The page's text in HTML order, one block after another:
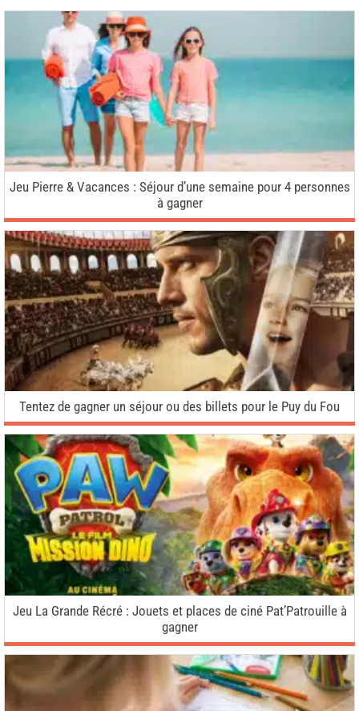
Jeu Pierre & Vacances : Séjour d’une semaine pour 4 personnes
à gagner
Tentez de gagner un séjour ou des billets pour le Puy du Fou
Jeu La Grande Récré : Jouets et places de ciné Pat’Patrouille à
gagner